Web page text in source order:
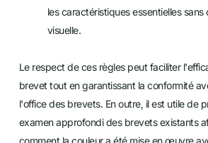
les caractéristiques essentielles
visuelle.
Le respect de ces règles peut faciliter
brevet tout en garantissant la conformité
l'office des brevets. En outre, il est utile de
examen approfondi des brevets existants
comment la couleur a été mise en œuvre